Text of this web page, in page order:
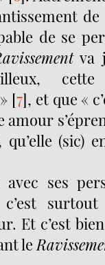
de se
va
[7], et que «
(sic)
ses
c’est
Et c’est
le